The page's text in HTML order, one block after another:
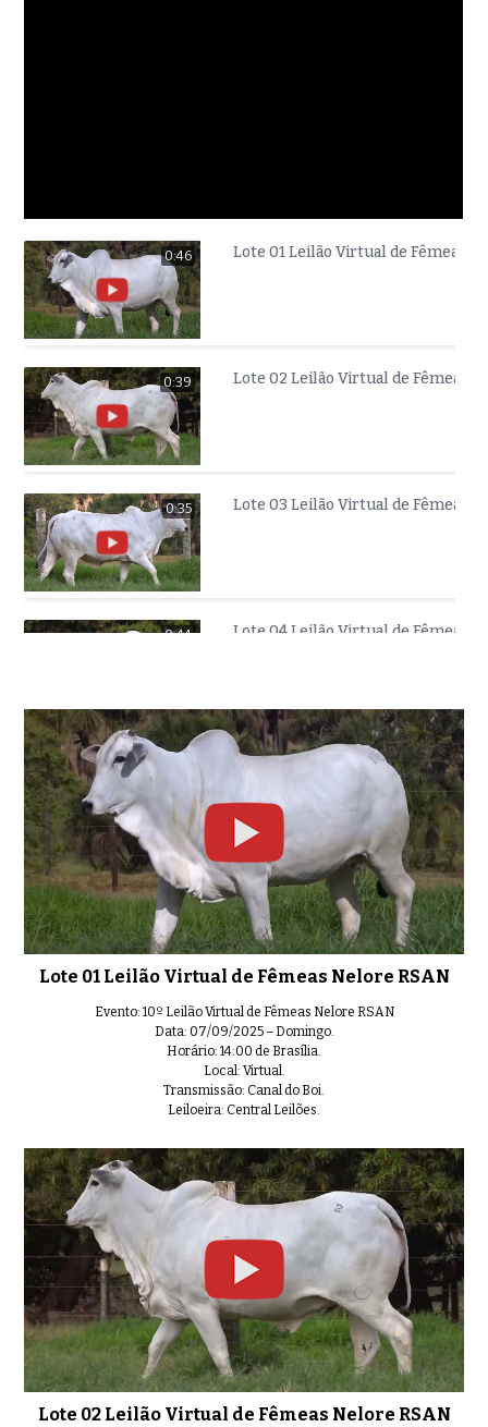
0:46 Lote 01 Leilão Virtual de Fêmeas
0:39 Lote 02 Leilão Virtual de
0:35 Lote 03 Leilão Virtual de
0:44 Lote 04 Leilão Virtual de
Lote 05 Leilão Virtual de
0:42 Lote 06 Leilão Virtual de
0:38 Lote 07 Leilão Virtual de
Lote 09 Leilão Virtual de
0:38 Lote 10 Leilão Virtual de Fêmeas
Lote 01 Leilão Virtual de Fêmeas Nelore RSAN
Evento: 10º Leilão Virtual de Fêmeas Nelore RSAN
Data: 07/09/2025 – Domingo.
Horário: 14:00 de Brasília.
Local: Virtual.
Transmissão: Canal do Boi.
Leiloeira: Central Leilões.
Lote 02 Leilão Virtual de Fêmeas Nelore RSAN